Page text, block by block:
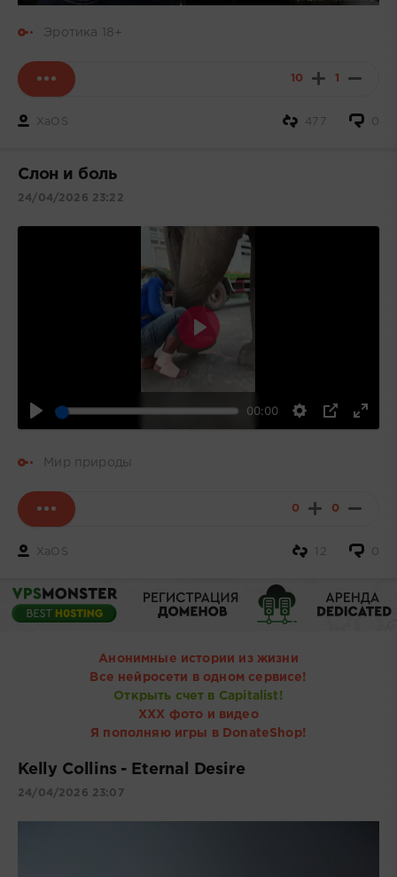
Эротика 18+
10 1
XaOS 0
477
Слон и боль
24/04/2026 23:22
00:00
Воспроизвести
Мир природы
0 0
XaOS 0
12
Анонимные истории из жизни
Все нейросети в одном сервисе!
Открыть счет в Capitalist!
ХХХ фото и видео
Я пополняю игры в DonateShop!
Kelly Collins - Eternal Desire
24/04/2026 23:07